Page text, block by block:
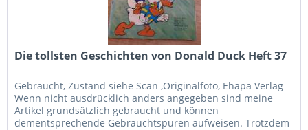
Die tollsten Geschichten von Donald Duck Heft 37
Gebraucht, Zustand siehe Scan ,Originalfoto, Ehapa Verlag
Wenn nicht ausdrücklich anders angegeben sind meine
Artikel grundsätzlich gebraucht und können
dementsprechende Gebrauchtspuren aufweisen. Trotzdem